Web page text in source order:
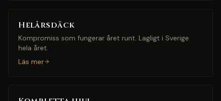
Helårsdäck
Kompromiss som fungerar året runt. Lagligt i Sverige
hela året.
Läs mer